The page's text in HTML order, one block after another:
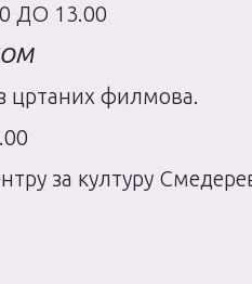
ДО 13.00
цртаних филмова.
за културу